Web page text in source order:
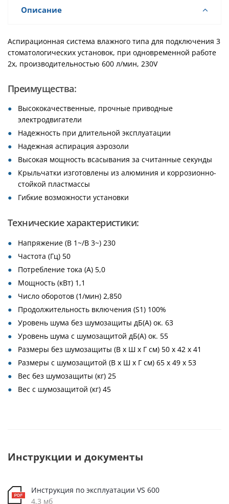
Описание
Аспирационная система влажного типа для подключения 3
стоматологических установок, при одновременной работе
2х, производительностью 600 л/мин, 230V
Преимущества:
Высококачественные, прочные приводные
электродвигатели
Надежность при длительной эксплуатации
Надежная аспирация аэрозоли
Высокая мощность всасывания за считанные секунды
Крыльчатки изготовлены из алюминия и коррозионно-
стойкой пластмассы
Гибкие возможности установки
Технические характеристики:
Напряжение (В 1~/В 3~) 230
Частота (Гц) 50
Потребление тока (A) 5,0
Мощность (кВт) 1,1
Число оборотов (1/мин) 2,850
Продолжительность включения (S1) 100%
Уровень шума без шумозащиты дБ(A) ок. 63
Уровень шума с шумозащитой дБ(A) ок. 55
Размеры без шумозащиты (В x Ш x Г см) 50 x 42 x 41
Размеры с шумозащитой (В x Ш x Г см) 65 x 49 x 53
Вес без шумозащиты (кг) 25
Вес с шумозащитой (кг) 45
Инструкции и документы
Инструкция по эксплуатации VS 600
4,3 мб